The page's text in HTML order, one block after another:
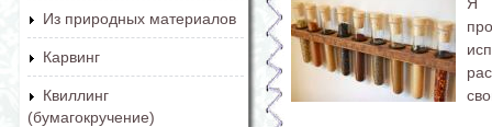
Из природных материалов
Карвинг
Квиллинг
(бумагокручение)